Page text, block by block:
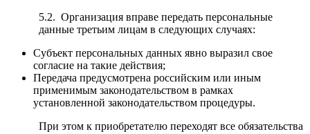
5.2. Организация вправе передать персональные
данные третьим лицам в следующих случаях:
Субъект персональных данных явно выразил свое
согласие на такие действия;
Передача предусмотрена российским или иным
применимым законодательством в рамках
установленной законодательством процедуры.
При этом к приобретателю переходят все обязательства